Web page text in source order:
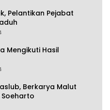
Pelantikan Pejabat
Mengikuti Hasil
Berkarya Malut